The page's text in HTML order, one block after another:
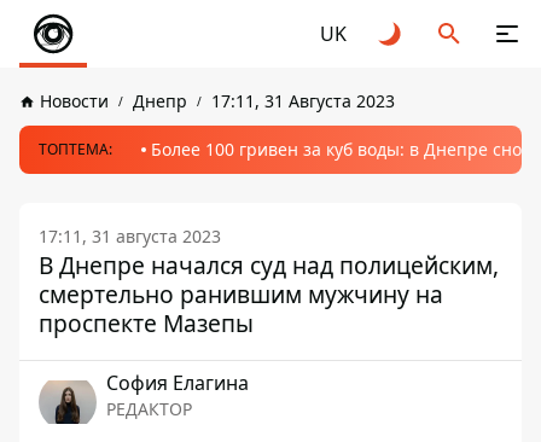
UK
Новости Днепр 17:11, 31 Августа 2023
ТОПТЕМА: Более 100 гривен за куб воды: в Днепре
17:11, 31 августа 2023
В Днепре начался суд над полицейским,
смертельно ранившим мужчину на
проспекте Мазепы
София Елагина
РЕДАКТОР